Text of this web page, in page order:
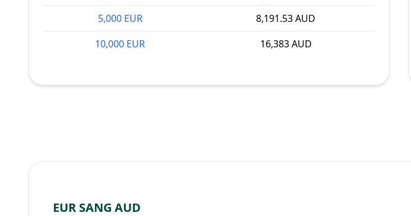
5,000 EUR
8,191.53 AUD
10,000 EUR
16,383 AUD
EUR SANG AUD